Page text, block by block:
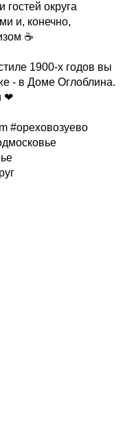
округа
и, конечно,
☕
1900-х годов вы
- в Доме Оглоблина.
❤
#ореховозуево